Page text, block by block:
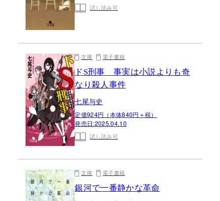
試し読み可
文庫 電子書籍
ドS刑事 事実は小説よりも奇
なり殺人事件
七尾与史
定価924円（本体840円＋税）
発売日:2025.04.10
試し読み可
文庫 電子書籍
銀河で一番静かな革命